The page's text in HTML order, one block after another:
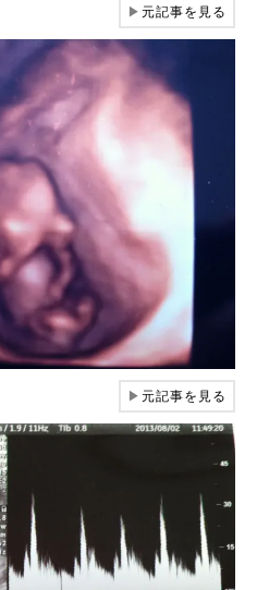
▶元記事を見る
▶元記事を見る